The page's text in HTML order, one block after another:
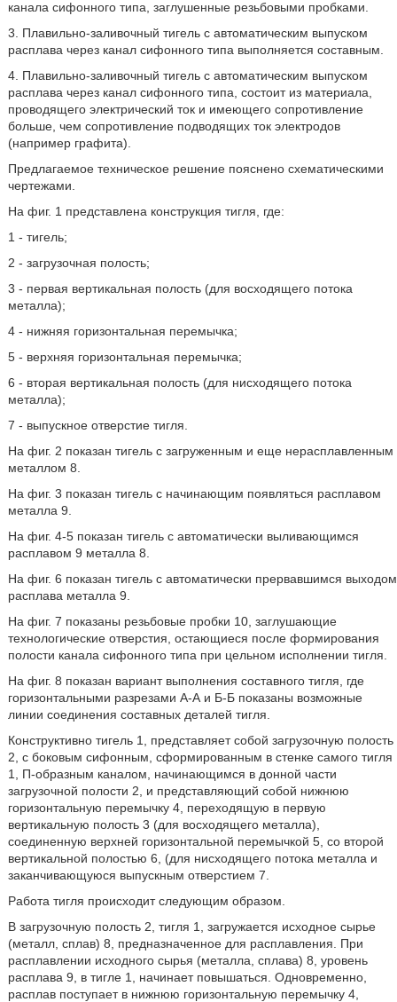
канала сифонного типа, заглушенные резьбовыми пробками.
3. Плавильно-заливочный тигель с автоматическим выпуском
расплава через канал сифонного типа выполняется составным.
4. Плавильно-заливочный тигель с автоматическим выпуском
расплава через канал сифонного типа, состоит из материала,
проводящего электрический ток и имеющего сопротивление
больше, чем сопротивление подводящих ток электродов
(например графита).
Предлагаемое техническое решение пояснено схематическими
чертежами.
На фиг. 1 представлена конструкция тигля, где:
1 - тигель;
2 - загрузочная полость;
3 - первая вертикальная полость (для восходящего потока
металла);
4 - нижняя горизонтальная перемычка;
5 - верхняя горизонтальная перемычка;
6 - вторая вертикальная полость (для нисходящего потока
металла);
7 - выпускное отверстие тигля.
На фиг. 2 показан тигель с загруженным и еще нерасплавленным
металлом 8.
На фиг. 3 показан тигель с начинающим появляться расплавом
металла 9.
На фиг. 4-5 показан тигель с автоматически выливающимся
расплавом 9 металла 8.
На фиг. 6 показан тигель с автоматически прервавшимся выходом
расплава металла 9.
На фиг. 7 показаны резьбовые пробки 10, заглушающие
технологические отверстия, остающиеся после формирования
полости канала сифонного типа при цельном исполнении тигля.
На фиг. 8 показан вариант выполнения составного тигля, где
горизонтальными разрезами А-А и Б-Б показаны возможные
линии соединения составных деталей тигля.
Конструктивно тигель 1, представляет собой загрузочную полость
2, с боковым сифонным, сформированным в стенке самого тигля
1, П-образным каналом, начинающимся в донной части
загрузочной полости 2, и представляющий собой нижнюю
горизонтальную перемычку 4, переходящую в первую
вертикальную полость 3 (для восходящего металла),
соединенную верхней горизонтальной перемычкой 5, со второй
вертикальной полостью 6, (для нисходящего потока металла и
заканчивающуюся выпускным отверстием 7.
Работа тигля происходит следующим образом.
В загрузочную полость 2, тигля 1, загружается исходное сырье
(металл, сплав) 8, предназначенное для расплавления. При
расплавлении исходного сырья (металла, сплава) 8, уровень
расплава 9, в тигле 1, начинает повышаться. Одновременно,
расплав поступает в нижнюю горизонтальную перемычку 4,